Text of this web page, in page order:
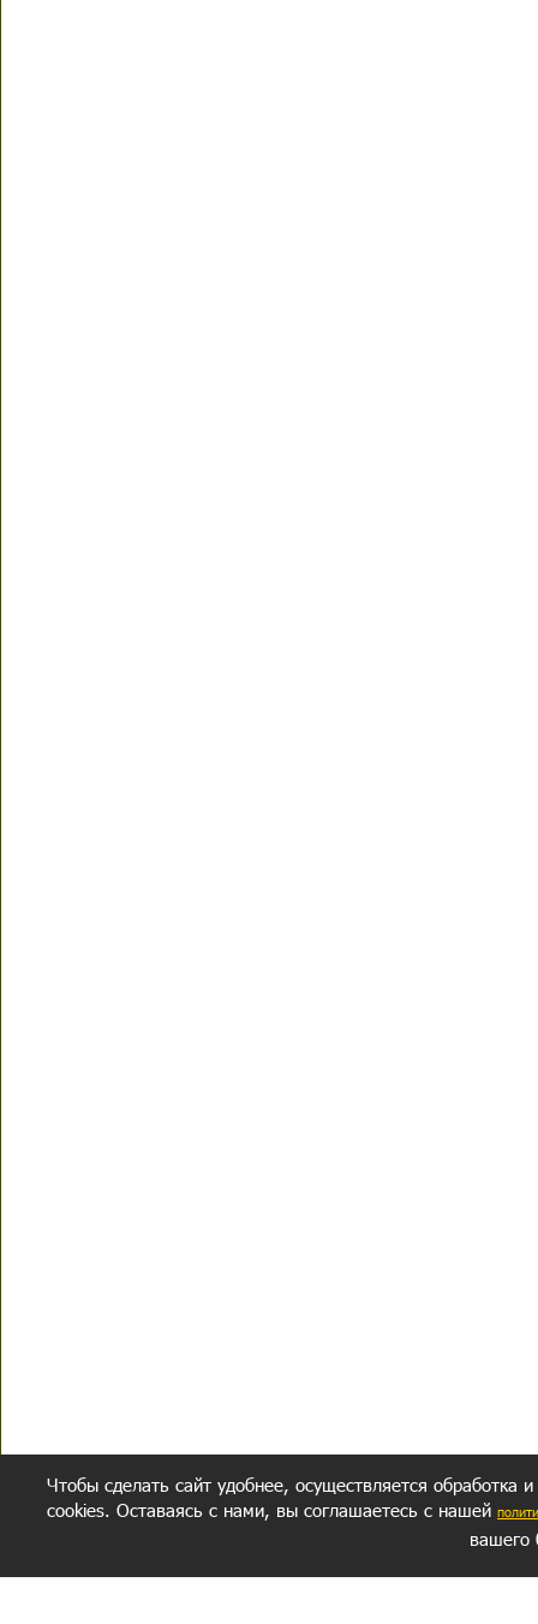
Чтобы сделать сайт удобнее, осуществляется обработка
cookies. Оставаясь с нами, вы соглашаетесь с нашей
вашего